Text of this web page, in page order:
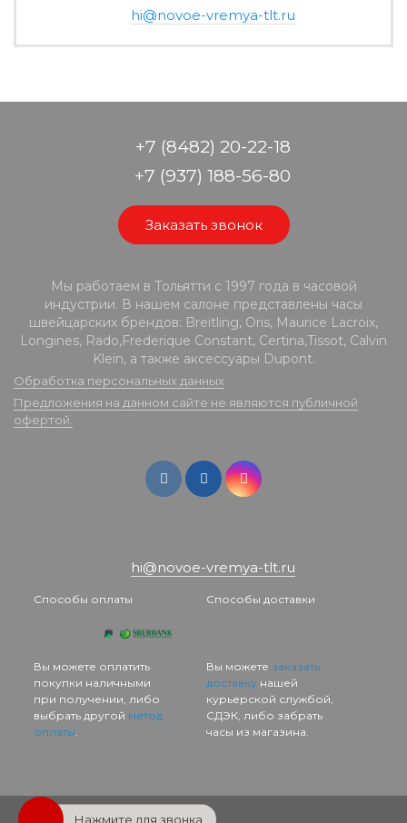
hi@novoe-vremya-tlt.ru
+7 (8482) 20-22-18
+7 (937) 188-56-80
Заказать звонок
Мы работаем в Тольятти с 1997 года в часовой
индустрии. В нашем салоне представлены часы
швейцарских брендов: Breitling, Oris, Maurice Lacroix,
Longines, Rado,Frederique Constant, Certina,Tissot, Calvin
Klein, а также аксессуары Dupont.
Обработка персональных данных
Предложения на данном сайте не являются публичной
офертой.
hi@novoe-vremya-tlt.ru
Способы оплаты
Вы можете оплатить
покупки наличными
при получении, либо
выбрать другой метод
оплаты.
Способы доставки
Вы можете заказать
доставкунашей
курьерской службой,
СДЭК, либо забрать
часы из магазина.
Нажмите для звонка